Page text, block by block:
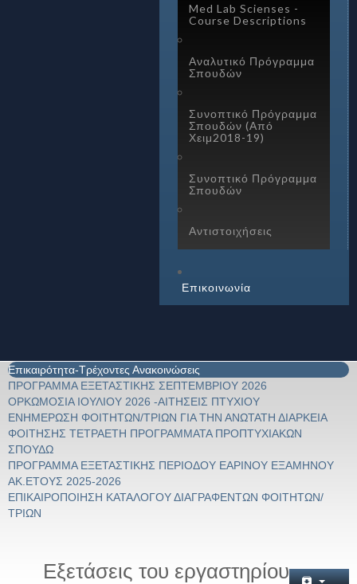
Med Lab Scienses -
Course Descriptions
Αναλυτικό Πρόγραμμα
Σπουδών
Συνοπτικό Πρόγραμμα
Σπουδών (Από
Χειμ2018-19)
Συνοπτικό Πρόγραμμα
Σπουδών
Αντιστοιχήσεις
Επικοινωνία
Επικαιρότητα-Τρέχοντες Ανακοινώσεις
ΠΡΟΓΡΑΜΜΑ ΕΞΕΤΑΣΤΙΚΗΣ ΣΕΠΤΕΜΒΡΙΟΥ 2026
ΟΡΚΩΜΟΣΙΑ ΙΟΥΛΙΟΥ 2026 -ΑΙΤΗΣΕΙΣ ΠΤΥΧΙΟΥ
ΕΝΗΜΕΡΩΣΗ ΦΟΙΤΗΤΩΝ/ΤΡΙΩΝ ΓΙΑ ΤΗΝ ΑΝΩΤΑΤΗ ΔΙΑΡΚΕΙΑ
ΦΟΙΤΗΣΗΣ ΤΕΤΡΑΕΤΗ ΠΡΟΓΡΑΜΜΑΤΑ ΠΡΟΠΤΥΧΙΑΚΩΝ
ΣΠΟΥΔΩ
ΠΡΟΓΡΑΜΜΑ ΕΞΕΤΑΣΤΙΚΗΣ ΠΕΡΙΟΔΟΥ ΕΑΡΙΝΟΥ ΕΞΑΜΗΝΟΥ
ΑΚ.ΕΤΟΥΣ 2025-2026
ΕΠΙΚΑΙΡΟΠΟΙΗΣΗ ΚΑΤΑΛΟΓΟΥ ΔΙΑΓΡΑΦΕΝΤΩΝ ΦΟΙΤΗΤΩΝ/
ΤΡΙΩΝ
Εξετάσεις του εργαστηρίου